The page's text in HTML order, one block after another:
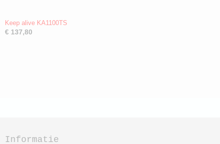
Keep alive KA1100TS
€ 137,80
Informatie